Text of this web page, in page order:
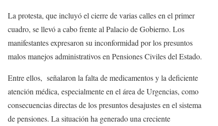
La protesta, que incluyó el cierre de varias calles en el primer
cuadro, se llevó a cabo frente al Palacio de Gobierno. Los
manifestantes expresaron su inconformidad por los presuntos
malos manejos administrativos en Pensiones Civiles del Estado.
Entre ellos, señalaron la falta de medicamentos y la deficiente
atención médica, especialmente en el área de Urgencias, como
consecuencias directas de los presuntos desajustes en el sistema
de pensiones. La situación ha generado una creciente